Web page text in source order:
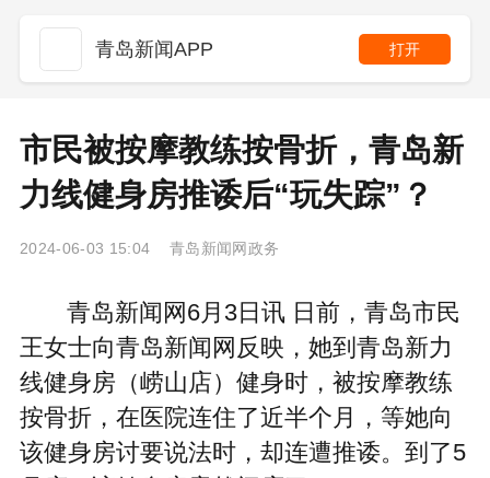
青岛新闻APP 打开
市民被按摩教练按骨折，青岛新
力线健身房推诿后“玩失踪”？
2024-06-03 15:04 青岛新闻网政务
青岛新闻网6月3日讯 日前，青岛市民
王女士向青岛新闻网反映，她到青岛新力
线健身房（崂山店）健身时，被按摩教练
按骨折，在医院连住了近半个月，等她向
该健身房讨要说法时，却连遭推诿。到了5